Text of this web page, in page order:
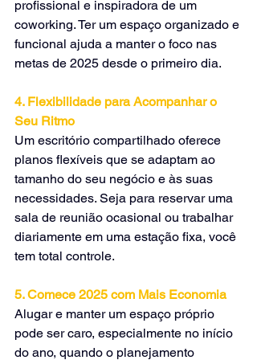
profissional e inspiradora de um
coworking. Ter um espaço organizado e
funcional ajuda a manter o foco nas
metas de 2025 desde o primeiro dia.
4. Flexibilidade para Acompanhar o
Seu Ritmo
Um escritório compartilhado oferece
planos flexíveis que se adaptam ao
tamanho do seu negócio e às suas
necessidades. Seja para reservar uma
sala de reunião ocasional ou trabalhar
diariamente em uma estação fixa, você
tem total controle.
5. Comece 2025 com Mais Economia
Alugar e manter um espaço próprio
pode ser caro, especialmente no início
do ano, quando o planejamento